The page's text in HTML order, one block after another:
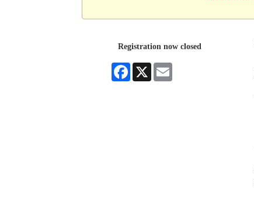
Registration now closed
Facebook
X